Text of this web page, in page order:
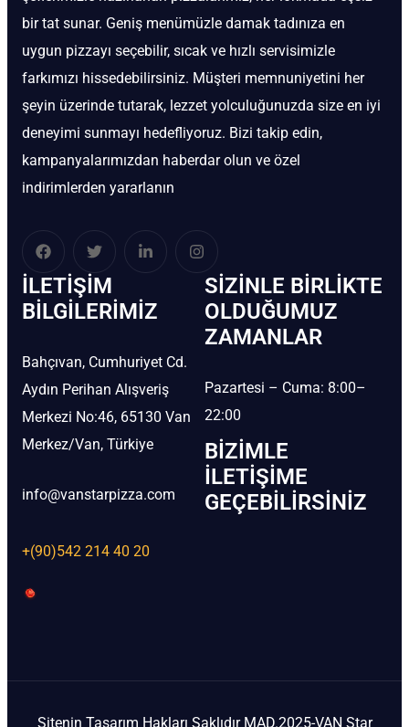
bir tat sunar. Geniş menümüzle damak tadınıza en
uygun pizzayı seçebilir, sıcak ve hızlı servisimizle
farkımızı hissedebilirsiniz. Müşteri memnuniyetini her
şeyin üzerinde tutarak, lezzet yolculuğunuzda size en iyi
deneyimi sunmayı hedefliyoruz. Bizi takip edin,
kampanyalarımızdan haberdar olun ve özel
indirimlerden yararlanın
İLETIŞIM
BİLGILERIMIZ
Bahçıvan, Cumhuriyet Cd.
Aydın Perihan Alışveriş
Merkezi No:46, 65130 Van
Merkez/Van, Türkiye
info@vanstarpizza.com
+(90)542 214 40 20
SIZINLE BIRLIKTE
OLDUĞUMUZ
ZAMANLAR
Pazartesi – Cuma: 8:00–
22:00
BIZIMLE
İLETIŞIME
GEÇEBILIRSINIZ
Sitenin Tasarım Hakları Saklıdır MAD.2025-VAN Star